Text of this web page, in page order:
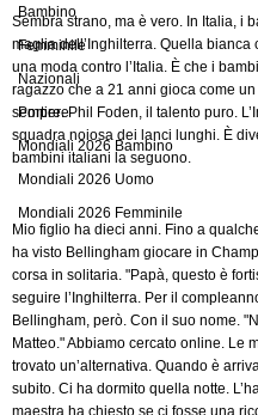
Sembra strano, ma è vero. In Italia, i
maglia dell’Inghilterra. Quella
una moda contro l’Italia. È che i
ragazzo che a 21 anni gioca come
sempre. Phil Foden, il talento puro.
squadra noiosa dei lanci lunghi. È
bambini italiani la seguono.
Mio figlio ha dieci anni. Fino a
ha visto Bellingham giocare in
corsa in solitaria. "Papà, questo è
seguire l’Inghilterra. Per il
Bellingham, però. Con il suo nome.
Matteo." Abbiamo cercato online. Le
trovato un’alternativa. Quando è
subito. Ci ha dormito quella notte.
maestra ha chiesto se ci fosse una
Bambino
Femminile
Nazionali
Portiere
Mondiali 2026 Bambino
Mondiali 2026 Uomo
Mondiali 2026 Femminile